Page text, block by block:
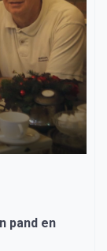
pand en